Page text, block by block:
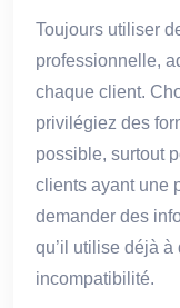
Toujours utiliser
professionnelle,
chaque client.
privilégiez des
possible, surtout
clients ayant une
demander des
qu’il utilise déjà
incompatibilité.